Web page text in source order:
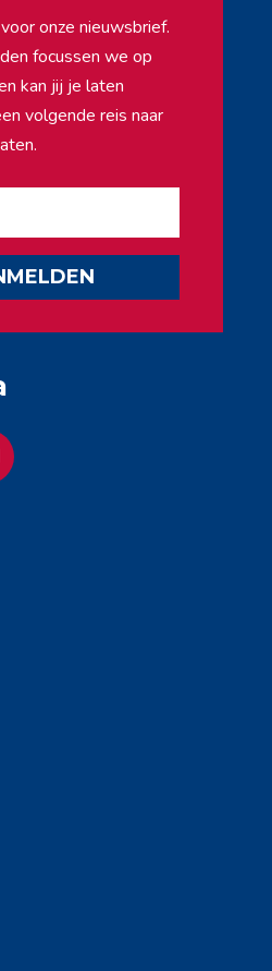
onze nieuwsbrief.
focussen we op
kan jij je laten
volgende reis naar